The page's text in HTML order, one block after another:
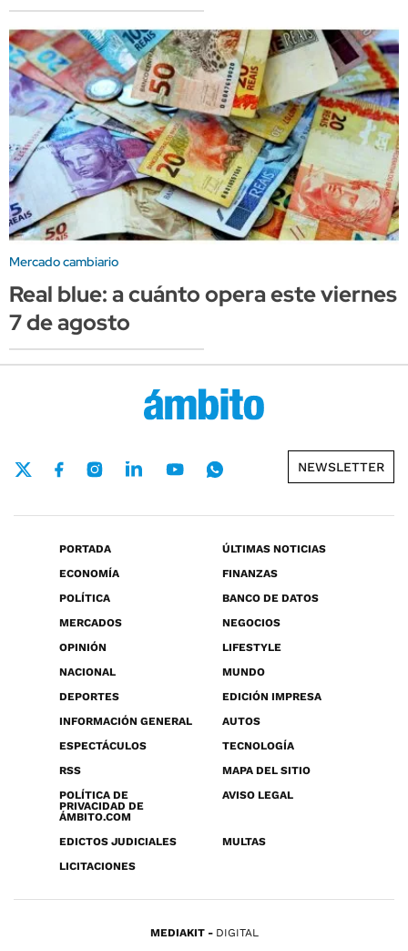
Mercado cambiario
Real blue: a cuánto opera este viernes
7 de agosto
NEWSLETTER
PORTADA
ÚLTIMAS NOTICIAS
ECONOMÍA
FINANZAS
POLÍTICA
BANCO DE DATOS
MERCADOS
NEGOCIOS
OPINIÓN
LIFESTYLE
NACIONAL
MUNDO
DEPORTES
EDICIÓN IMPRESA
INFORMACIÓN GENERAL
AUTOS
ESPECTÁCULOS
TECNOLOGÍA
RSS
MAPA DEL SITIO
POLÍTICA DE
PRIVACIDAD DE
ÁMBITO.COM
AVISO LEGAL
EDICTOS JUDICIALES
MULTAS
LICITACIONES
MEDIAKIT DIGITAL